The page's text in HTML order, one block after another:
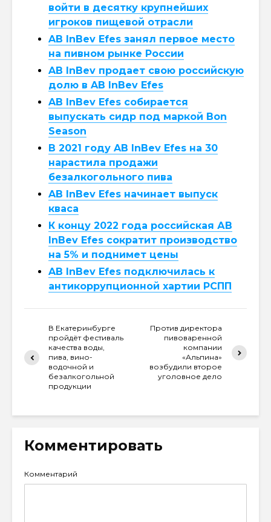
войти в десятку крупнейших
игроков пищевой отрасли
AB InBev Efes занял первое место
на пивном рынке России
AB InBev продает свою российскую
долю в AB InBev Efes
AB InBev Efes собирается
выпускать сидр под маркой Bon
Season
В 2021 году AB InBev Efes на 30
нарастила продажи
безалкогольного пива
AB InBev Efes начинает выпуск
кваса
К концу 2022 года российская АB
InBev Efes сократит производство
на 5% и поднимет цены
AB InBev Efes подключилась к
антикоррупционной хартии РСПП
В Екатеринбурге
пройдёт фестиваль
качества воды,
пива, вино-
водочной и
безалкогольной
продукции
Против директора
пивоваренной
компании
«Альпина»
возбудили второе
уголовное дело
Комментировать
Комментарий